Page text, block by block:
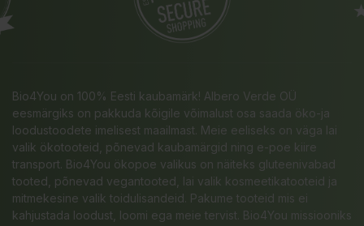
Bio4You on 100% Eesti kaubamärk! Albero Verde OÜ
eesmärgiks on pakkuda kõigile võimalust osa saada öko-ja
loodustoodete imelisest maailmast. Meie eeliseks on väga lai
valik ökotooteid, põnevad kaubamärgid ning e-poe kiire
transport. Bio4You ökopoe valikus on näiteks gluteenivabad
tooted, põnevad vegantooted, lai valik kosmeetikatooteid ja
mitmekesine valik toidulisandeid. Pakume tooteid mis ei
kahjustada loodust, loomi ega meie tervist. Bio4You missiooniks